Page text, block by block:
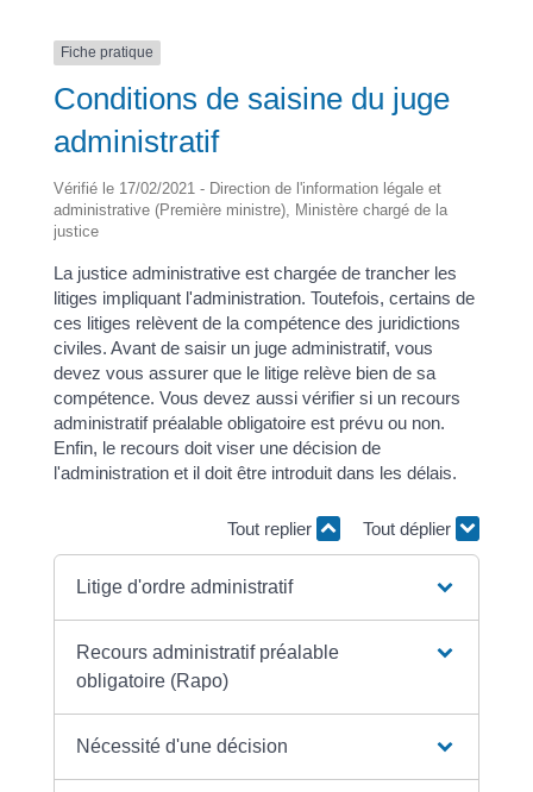
Fiche pratique
Conditions de saisine du juge
administratif
Vérifié le 17/02/2021 - Direction de l'information légale et
administrative (Première ministre), Ministère chargé de la
justice
La justice administrative est chargée de trancher les
litiges impliquant l'administration. Toutefois, certains de
ces litiges relèvent de la compétence des juridictions
civiles. Avant de saisir un juge administratif, vous
devez vous assurer que le litige relève bien de sa
compétence. Vous devez aussi vérifier si un recours
administratif préalable obligatoire est prévu ou non.
Enfin, le recours doit viser une décision de
l'administration et il doit être introduit dans les délais.
Tout replier Tout déplier
Litige d'ordre administratif
Recours administratif préalable
obligatoire (Rapo)
Nécessité d'une décision